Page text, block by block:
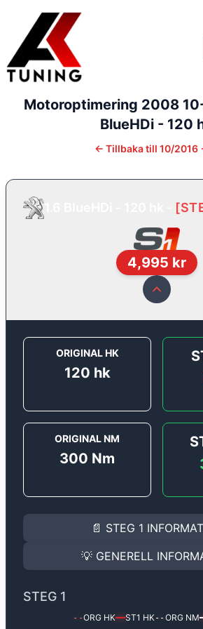
Motoroptimering 2008
BlueHDi - 120
← Tillbaka till 10/2016
[
4,995 kr
ORIGINAL HK
120 hk
ORIGINAL NM
300 Nm
📄 STEG 1
INFORMATION
Steg 1
Effekten ökar från120 hktill145
(+25 hk & +50 Nm).
Ger mer effekt, högre
Steg 1 mjukvara justerar
💡 GENERELL
✅ All mjukvara är skräddarsydd
✅ Felsökning inann samt efter
STEG 1
--ORG HK━━ST1 HK--ORG NM